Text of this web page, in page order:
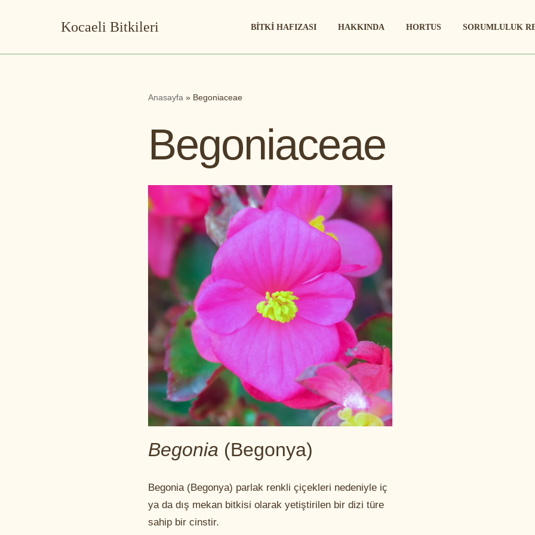
geç
Kocaeli Bitkileri BITKI HAFIZASI HAKKINDA HORTUS SORUMLULUK
Anasayfa » Begoniaceae
Begoniaceae
Begonia (Begonya)
Begonia (Begonya) parlak renkli çiçekleri nedeniyle iç
ya da dış mekan bitkisi olarak yetiştirilen bir dizi türe
sahip bir cinstir.